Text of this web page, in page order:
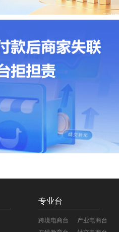
专业台
跨境电商台
产业电商台